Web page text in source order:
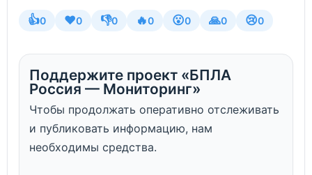
👍0 ❤️0 👎0 🔥0 😮0 🙏0 😢0
Поддержите проект «БПЛА
Россия — Мониторинг»
Чтобы продолжать оперативно отслеживать
и публиковать информацию, нам
необходимы средства.